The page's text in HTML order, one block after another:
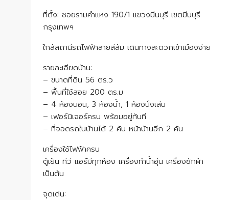
ที่ตั้ง: ซอยรามคำแหง 190/1 แขวงมีนบุรี เขตมีนบุรี
กรุงเทพฯ
ใกล้สถานีรถไฟฟ้าสายสีส้ม เดินทางสะดวกเข้าเมืองง่าย
รายละเอียดบ้าน:
– ขนาดที่ดิน 56 ตร.ว
– พื้นที่ใช้สอย 200 ตร.ม
– 4 ห้องนอน, 3 ห้องน้ำ, 1 ห้องนั่งเล่น
– เฟอร์นิเจอร์ครบ พร้อมอยู่ทันที
– ที่จอดรถในบ้านได้ 2 คัน หน้าบ้านอีก 2 คัน
เครื่องใช้ไฟฟ้าครบ
ตู้เย็น ทีวี แอร์มีทุกห้อง เครื่องทำน้ำอุ่น เครื่องซักผ้า
เป็นต้น
จุดเด่น: